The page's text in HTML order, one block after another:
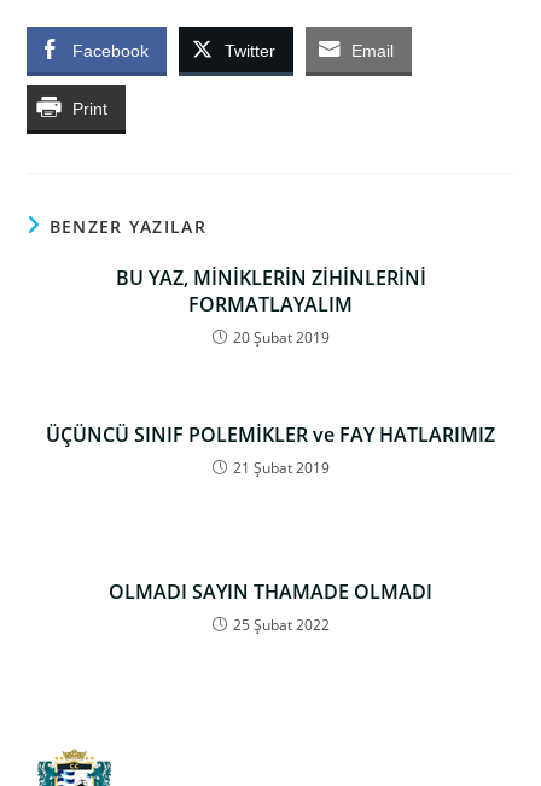
Facebook Twitter Email
Print
BENZER YAZILAR
BU YAZ, MİNİKLERİN ZİHİNLERİNİ
FORMATLAYALIM
20 Şubat 2019
ÜÇÜNCÜ SINIF POLEMİKLER ve FAY HATLARIMIZ
21 Şubat 2019
OLMADI SAYIN THAMADE OLMADI
25 Şubat 2022